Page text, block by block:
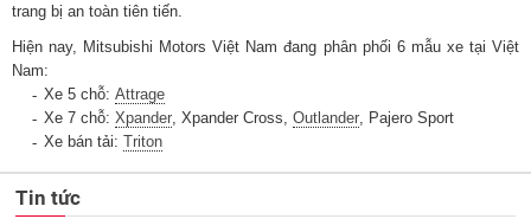
trang bị an toàn tiên tiến.
Hiện nay, Mitsubishi Motors Việt Nam đang phân phối 6 mẫu xe tại Việt
Nam:
Xe 5 chỗ:Attrage
Xe 7 chỗ:Xpander, Xpander Cross,Outlander, Pajero Sport
Xe bán tải:Triton
Tin tức